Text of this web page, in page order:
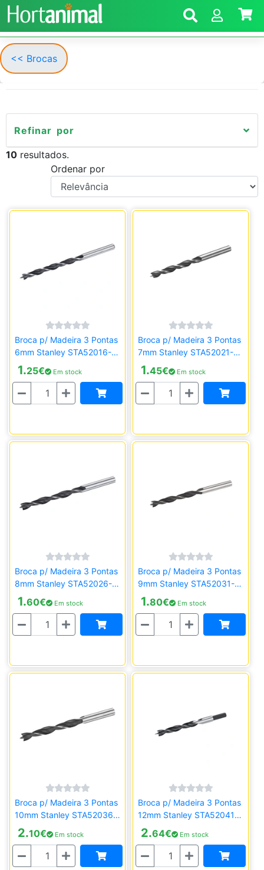
<< Brocas
Refinar por
10 resultados.
Ordenar por
Broca p/ Madeira 3 Pontas
6mm Stanley STA52016-
QZ
1.25€ Em stock
Quantidade
Broca p/ Madeira 3 Pontas
7mm Stanley STA52021-
QZ
1.45€ Em stock
Quantidade
Broca p/ Madeira 3 Pontas
8mm Stanley STA52026-
QZ
1.60€ Em stock
Quantidade
Broca p/ Madeira 3 Pontas
9mm Stanley STA52031-
QZ
1.80€ Em stock
Quantidade
Broca p/ Madeira 3 Pontas
10mm Stanley STA52036-
QZ
2.10€ Em stock
Quantidade
Broca p/ Madeira 3 Pontas
12mm Stanley STA52041-
QZ
2.64€ Em stock
Quantidade